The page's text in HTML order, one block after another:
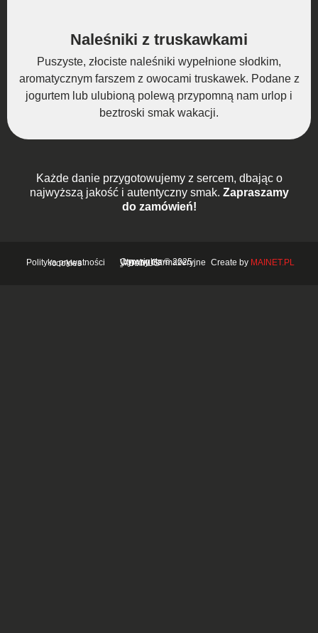
Naleśniki z truskawkami
Puszyste, złociste naleśniki wypełnione słodkim,
aromatycznym farszem z owocami truskawek. Podane z
jogurtem lub ulubioną polewą przypomną nam urlop i
beztroski smak wakacji.
Każde danie przygotowujemy z sercem, dbając o
najwyższą jakość i autentyczny smak. Zapraszamy
do zamówień!
Polityka prywatności /cookies Copyrights © 2025 Wyroby Garmażeryjne „ADAMUS” Create by MAINET.PL